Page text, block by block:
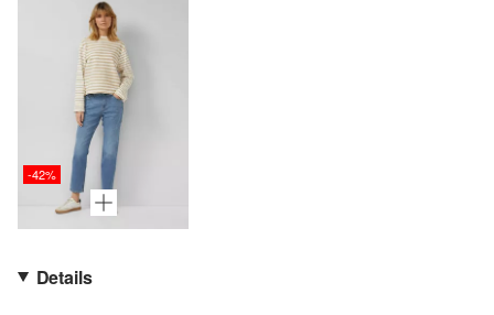
-42%
Details